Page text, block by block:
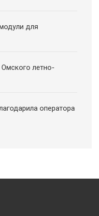
для
летно-
оператора